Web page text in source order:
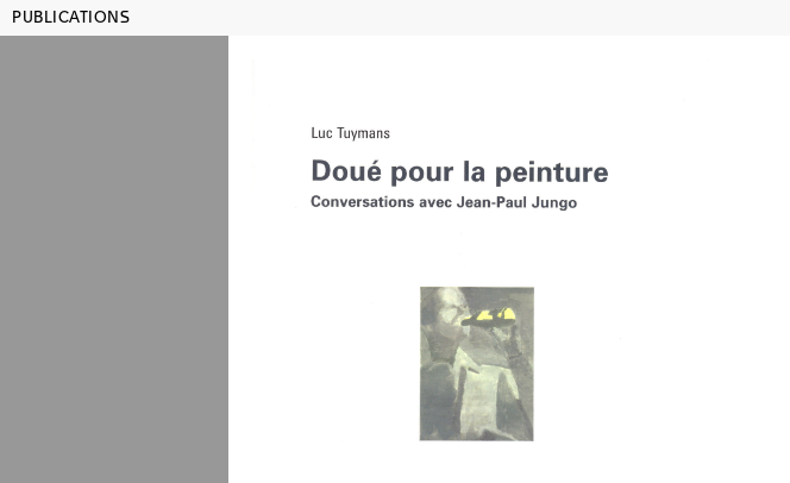
Publications Editions
Julien Fronsacq, Sarah
Lehrer-Graiwer,
Laurence Schmidlin,
Rachel Stella
PUBLICATIONS